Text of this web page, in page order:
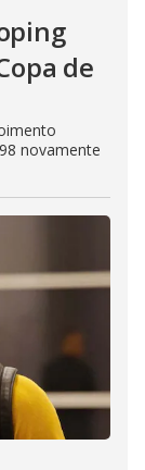
de
novamente